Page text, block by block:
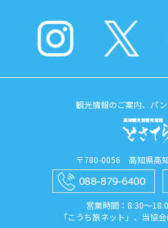
観光情報のご案内、パ
〒780-0056 高知県高
営業時間：8:30〜
「こうち旅ネット」、当協